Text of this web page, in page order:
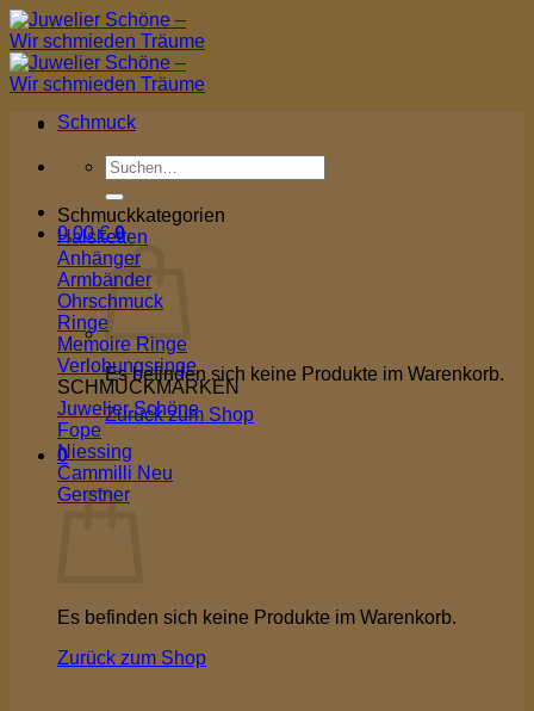
Zum
Inhalt
springen
Suchen
nach:
0,00€ 0
Es befinden sich keine Produkte im Warenkorb.
Zurück zum Shop
0
Warenkorb
Es befinden sich keine Produkte im Warenkorb.
Zurück zum Shop
Schmuck
Schmuckkategorien
Halsketten
Anhänger
Armbänder
Ohrschmuck
Ringe
Memoire Ringe
Verlobungsringe
SCHMUCKMARKEN
Juwelier Schöne
Fope
Niessing
Cammilli
Gerstner